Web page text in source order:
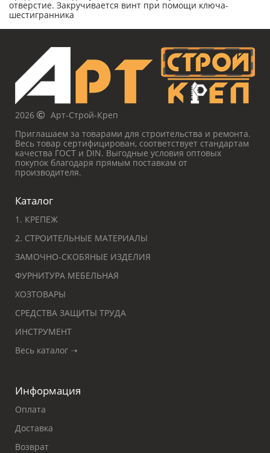
отверстие. Закручивается винт при помощи ключа-
шестигранника
2026
Арт-Строй-Креп
Приглашаем за товарами для строительства и ремонта.
Весь товар сертифицирован, соответствует стандартам
качества ГОСТ и DIN. Выгодные условия оптовых
покупок благодаря прямым поставкам от
производителя.
Каталог
1. КРЕПЕЖ
2. СТРОИТЕЛЬНЫЕ МАТЕРИАЛЫ
ЗАМОЧНО-СКОБЯНЫЕ ИЗДЕЛИЯ
ФУРНИТУРА МЕБЕЛЬНАЯ
ХОЗТОВАРЫ
СРЕДСТВА ЗАЩИТЫ ТРУДА
ИНСТРУМЕНТ
Весь каталог ➝
Информация
Оплата
Доставка
Возврат